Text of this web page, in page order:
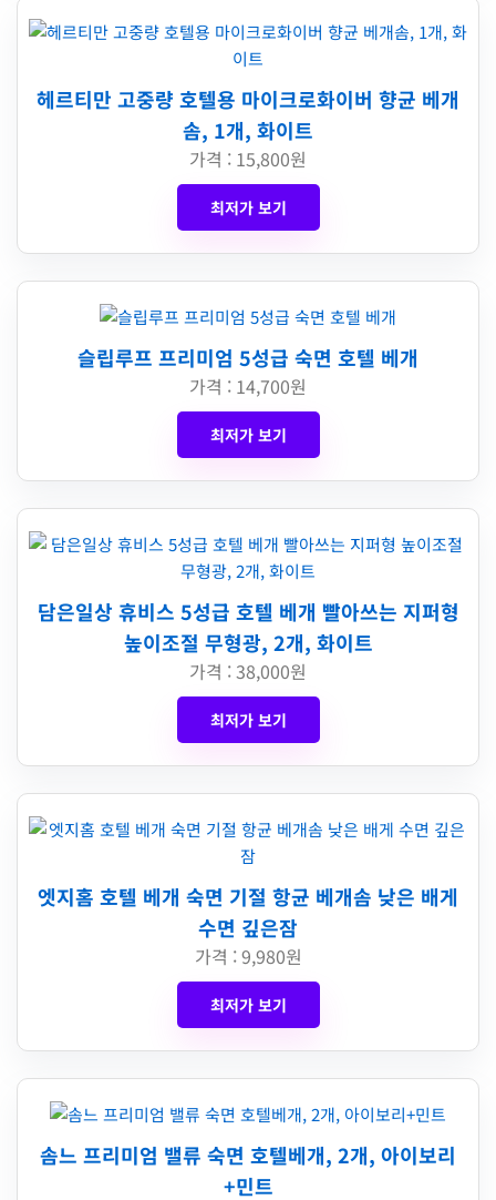
헤르티만 고중량 호텔용 마이크로화이버 향균 베개
솜, 1개, 화이트
가격 : 15,800원
최저가 보기
슬립루프 프리미엄 5성급 숙면 호텔 베개
가격 : 14,700원
최저가 보기
담은일상 휴비스 5성급 호텔 베개 빨아쓰는 지퍼형
높이조절 무형광, 2개, 화이트
가격 : 38,000원
최저가 보기
엣지홈 호텔 베개 숙면 기절 항균 베개솜 낮은 배게
수면 깊은잠
가격 : 9,980원
최저가 보기
솜느 프리미엄 밸류 숙면 호텔베개, 2개, 아이보리
+민트